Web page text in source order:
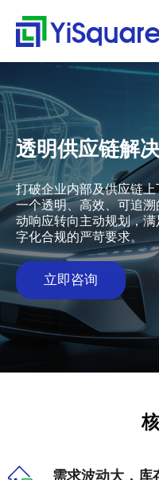
全行业的解决方案，助
力业务快速增长
行业领先的产品，助力
业务与方案落地
值得信赖的业务伙伴，
超百家行业领头羊的选
择，为一流客户提供一
流产品与服务
精心打造的最佳实践，
将先进技术、优秀产品
和行业知识完美融合
不仅是公司的资讯，更
是行业的洞察
集大成，问数道
首
页
解
决
方
案
产
品
持
行
业
解
决
方
案
零
售
业
车
与
导
透明供应链解
打破企业内部及供应链上
一个透明、高效、可追
动响应转向主动规划，
字化合规的严苛要求。
立即咨询
需求波动大，库